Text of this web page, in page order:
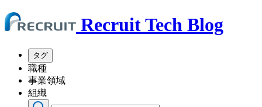
Recruit Tech Blog
タグ
職種
事業領域
組織